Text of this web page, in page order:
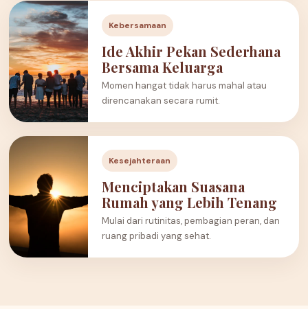
Kebersamaan
Ide Akhir Pekan Sederhana
Bersama Keluarga
Momen hangat tidak harus mahal atau
direncanakan secara rumit.
Kesejahteraan
Menciptakan Suasana
Rumah yang Lebih Tenang
Mulai dari rutinitas, pembagian peran, dan
ruang pribadi yang sehat.